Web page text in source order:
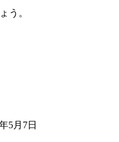
う。
5月7日